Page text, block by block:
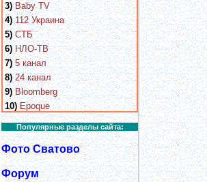
3) Baby TV
4) 112 Украина
5) СТБ
6) НЛО-ТВ
7) 5 канал
8) 24 канал
9) Bloomberg
10) Epoque
Популярные разделы сайта:
Фото Сватово
Форум